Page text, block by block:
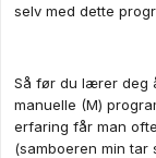
selv med dette
Så før du lærer deg
manuelle (M)
erfaring får man
(samboeren min tar